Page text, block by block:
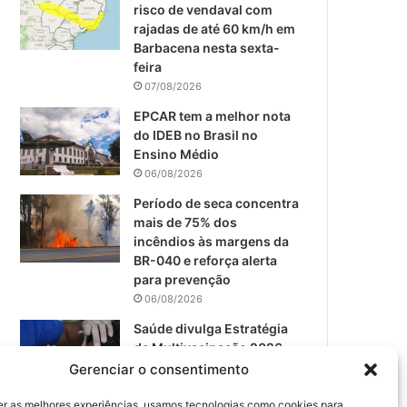
Gerenciar o consentimento
risco de vendaval com
rajadas de até 60 km/h em
Barbacena nesta sexta-
feira
07/08/2026
EPCAR tem a melhor nota
do IDEB no Brasil no
Ensino Médio
06/08/2026
Período de seca concentra
mais de 75% dos
incêndios às margens da
BR-040 e reforça alerta
para prevenção
06/08/2026
Saúde divulga Estratégia
de Multivacinação 2026
para crianças, jovens e